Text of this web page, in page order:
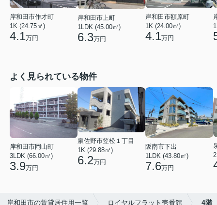
岸和田市作才町
1K (24.75㎡)
4.1万円
岸和田市上町
1LDK (45.00㎡)
6.3万円
岸和田市額原町
1K (24.00㎡)
4.1万円
よく見られている物件
岸和田市岡山町
3LDK (66.00㎡)
3.9万円
泉佐野市笠松１丁目
1K (29.88㎡)
6.2万円
阪南市下出
1LDK (43.80㎡)
7.6万円
岸和田市の賃貸居住用一覧 ロイヤルフラット壱番館 4階